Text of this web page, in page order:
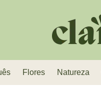
Flores Natureza